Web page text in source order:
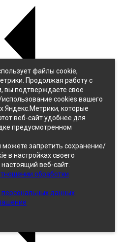
файлы cookie,
Продолжая работу с
вы подтверждаете свое
cookies вашего
Яндекс.Метрики, которые
веб-сайт удобнее для
предусмотренном
можете запретить сохранение/
в настройках своего
веб-сайт.
обработки
персональных данных